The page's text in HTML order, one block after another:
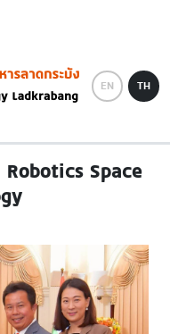
EN TH
Robotics Space